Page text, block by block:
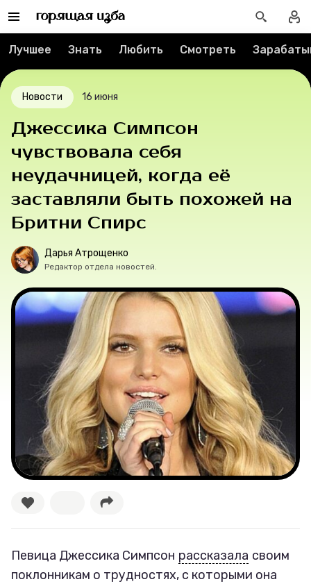
Спецпроекты
Вакансии
Мерч
Рубрики
Новости
Лучшее
Тесты
Секспросвет
Великие женщины
Тренды
Лучшее Знать Любить Смотреть
Новости 16 июня
Джессика Симпсон
чувствовала себя
неудачницей, когда её
заставляли быть похожей на
Бритни Спирс
Дарья Атрощенко
Редактор отдела новостей.
Певица Джессика Симпсон рассказала своим
поклонникам о трудностях, с которыми она